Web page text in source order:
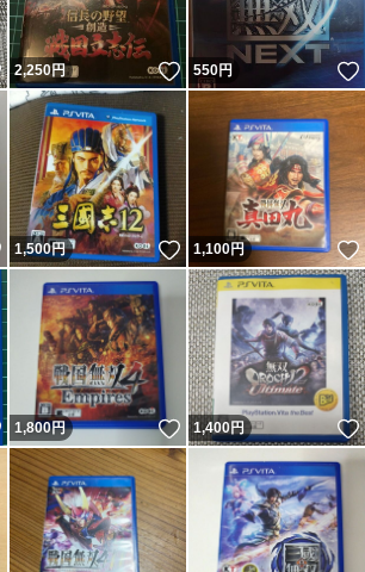
いいね！
2,250円 いいね！
550円
いいね！
1,500円 いいね！
1,100円
いいね！
1,800円 いいね！
1,400円